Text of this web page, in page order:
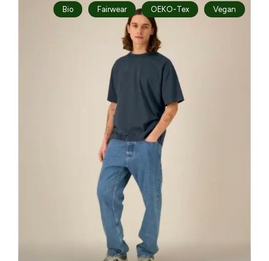
Bio Fairwear OEKO-Tex Vegan